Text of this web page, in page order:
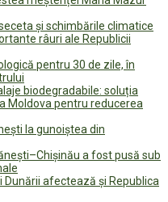
și schimbările climatice
râuri ale Republicii
pentru 30 de zile, în
biodegradabile: soluția
Moldova pentru reducerea
la gunoiștea din
a fost pusă sub
afectează și Republica